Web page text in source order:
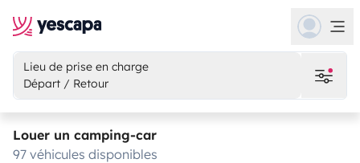
Lieu de prise en charge
Départ / Retour
Louer un camping-car
97 véhicules disponibles